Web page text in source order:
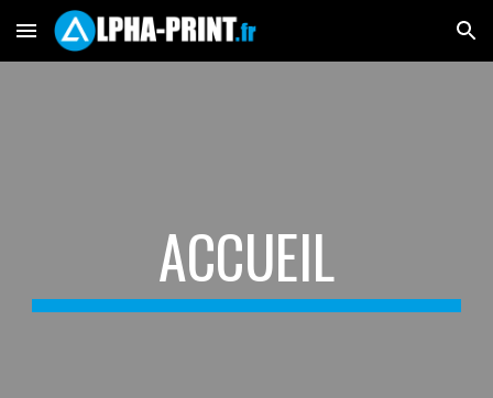
Skip to main content Skip to navigation
ACCUEIL